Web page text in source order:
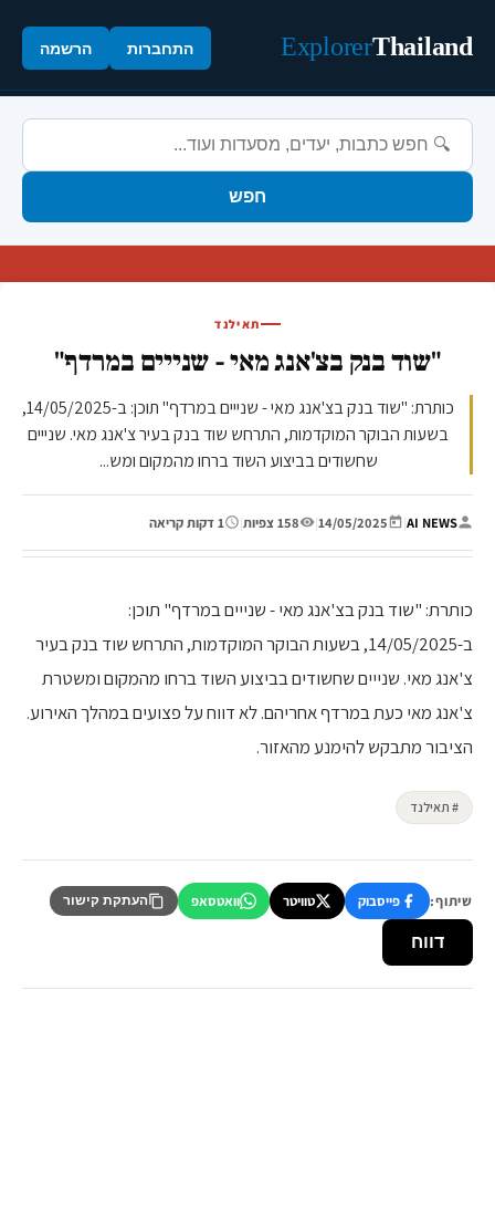
Thailand
Explorer התחברות הרשמה
חפש
תאילנד
"שוד בנק בצ'אנג מאי - שנייים במרדף"
כותרת: "שוד בנק בצ'אנג מאי - שנייים במרדף" תוכן: ב-14/05/2025,
בשעות הבוקר המוקדמות, התרחש שוד בנק בעיר צ'אנג מאי. שנייים
שחשודים בביצוע השוד ברחו מהמקום ומש...
AI NEWS
|
14/05/2025
| 158 צפיות | 1 דקות קריאה
כותרת: "שוד בנק בצ'אנג מאי - שנייים במרדף" תוכן:
ב-14/05/2025, בשעות הבוקר המוקדמות, התרחש שוד בנק בעיר
צ'אנג מאי. שנייים שחשודים בביצוע השוד ברחו מהמקום ומשטרת
צ'אנג מאי כעת במרדף אחריהם. לא דווח על פצועים במהלך האירוע.
הציבור מתבקש להימנע מהאזור.
# תאילנד
שיתוף: פייסבוק טוויטר וואטסאפ העתקת קישור
דווח